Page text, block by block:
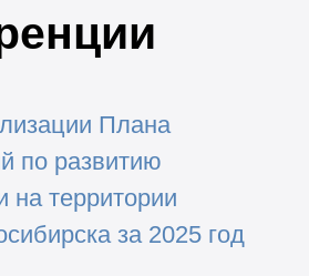
Плана
по развитию
на территории
за 2025 год